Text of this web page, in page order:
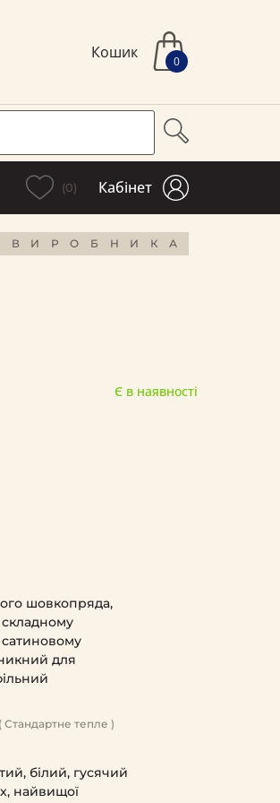
Кошик 0
(0) Кабінет
ВИРОБНИКА
Є в наявності
шовкопряда,
для
( Стандартне тепле )
білий, гусячий
найвищої